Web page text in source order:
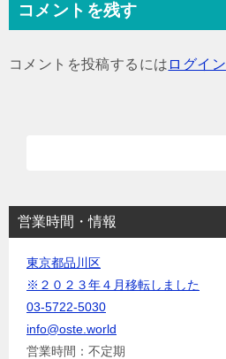
ビ
コメントを残す
コメントを投稿するには ログイン
営業時間・情報
東京都品川区
※２０２３年４月移転しました
03-5722-5030
info@oste.world
営業時間：不定期